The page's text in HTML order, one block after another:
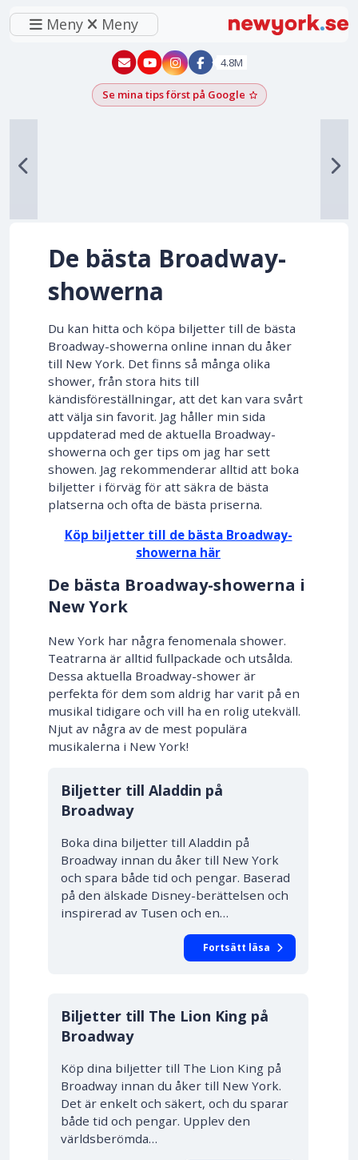
Meny Meny
New York - YouTube
New York - Instagram
4.8M
Se mina tips först på GoogleLägg till som
De bästa Broadway-
showerna
Du kan hitta och köpa biljetter till de bästa
Broadway-showerna online innan du åker
till New York. Det finns så många olika
shower, från stora hits till
kändisföreställningar, att det kan vara svårt
att välja sin favorit. Jag håller min sida
uppdaterad med de aktuella Broadway-
showerna och ger tips om jag har sett
showen. Jag rekommenderar alltid att boka
biljetter i förväg för att säkra de bästa
platserna och ofta de bästa priserna.
Köp biljetter till de bästa Broadway-
showerna här
De bästa Broadway-showerna i
New York
New York har några fenomenala shower.
Teatrarna är alltid fullpackade och utsålda.
Dessa aktuella Broadway-shower är
perfekta för dem som aldrig har varit på en
musikal tidigare och vill ha en rolig utekväll.
Njut av några av de mest populära
musikalerna i New York!
10% RABATT
Biljetter till Aladdin på
Broadway
Boka dina biljetter till Aladdin på
Broadway innan du åker till New York
och spara både tid och pengar. Baserad
på den älskade Disney-berättelsen och
inspirerad av Tusen och en…
Fortsätt läsa
10% RABATT
Biljetter till The Lion King på
Broadway
Köp dina biljetter till The Lion King på
Broadway innan du åker till New York.
Det är enkelt och säkert, och du sparar
både tid och pengar. Upplev den
världsberömda…